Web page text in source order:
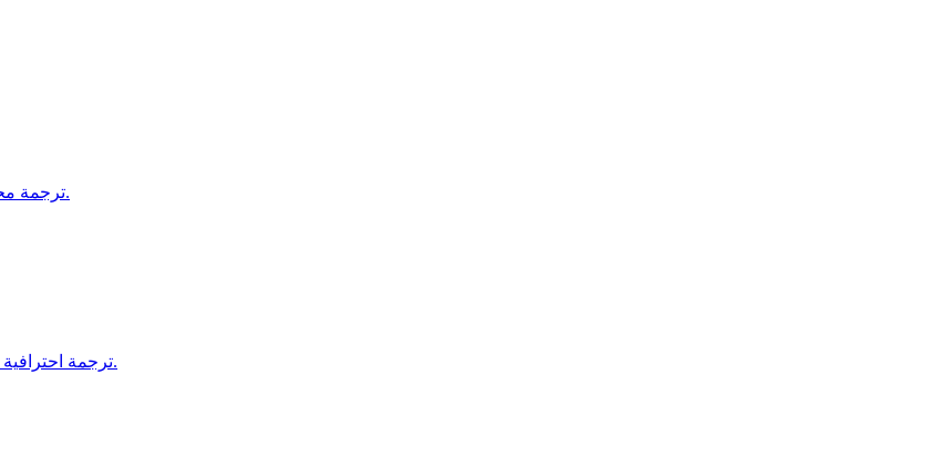
ترجمة محتوى بالجملة بكفاءة للمشاريع الكبيرة مع الحفاظ على الاتساق والسرعة.
ترجمة احترافية للدورات التدريبية، وحدات التدريب، ومنصات التعليم للمتعلمين العالميين.